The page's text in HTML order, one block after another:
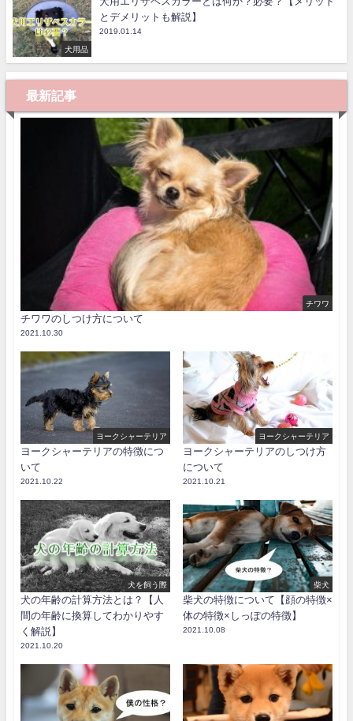
犬用品
とデメリットも解説】
2019.01.14
最新記事
チワワ
チワワのしつけ方について
2021.10.30
ヨークシャーテリア
ヨークシャーテリアの特徴につ
いて
2021.10.22
ヨークシャーテリア
ヨークシャーテリアのしつけ方
について
2021.10.21
犬を飼う際
犬の年齢の計算方法とは？【人
間の年齢に換算してわかりやす
く解説】
2021.10.20
柴犬
柴犬の特徴について【顔の特徴×
体の特徴×しっぽの特徴】
2021.10.08